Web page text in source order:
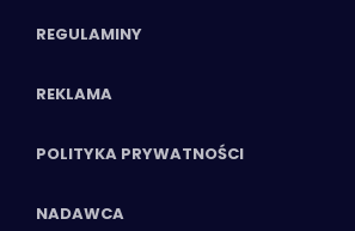
REGULAMINY
REKLAMA
POLITYKA PRYWATNOŚCI
NADAWCA